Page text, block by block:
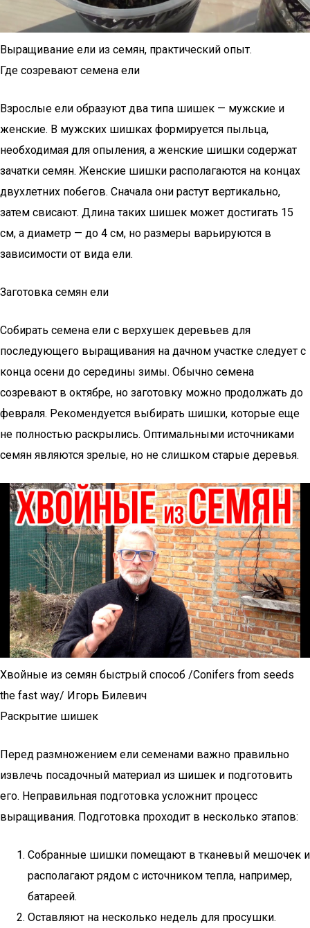
Выращивание ели из семян, практический опыт.
Где созревают семена ели
Взрослые ели образуют два типа шишек — мужские и
женские. В мужских шишках формируется пыльца,
необходимая для опыления, а женские шишки содержат
зачатки семян. Женские шишки располагаются на концах
двухлетних побегов. Сначала они растут вертикально,
затем свисают. Длина таких шишек может достигать 15
см, а диаметр — до 4 см, но размеры варьируются в
зависимости от вида ели.
Заготовка семян ели
Собирать семена ели с верхушек деревьев для
последующего выращивания на дачном участке следует с
конца осени до середины зимы. Обычно семена
созревают в октябре, но заготовку можно продолжать до
февраля. Рекомендуется выбирать шишки, которые еще
не полностью раскрылись. Оптимальными источниками
семян являются зрелые, но не слишком старые деревья.
Хвойные из семян быстрый способ /Conifers from seeds
the fast way/ Игорь Билевич
Раскрытие шишек
Перед размножением ели семенами важно правильно
извлечь посадочный материал из шишек и подготовить
его. Неправильная подготовка усложнит процесс
выращивания. Подготовка проходит в несколько этапов:
Собранные шишки помещают в тканевый мешочек и
располагают рядом с источником тепла, например,
батареей.
Оставляют на несколько недель для просушки.